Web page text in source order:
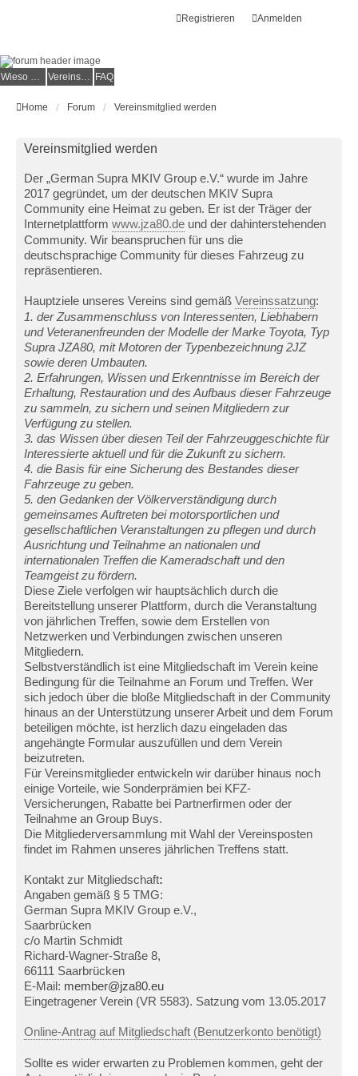
Anmelden
Registrieren
Wieso der e.V.? Vereinsmitglied werden FAQ
Home Forum Vereinsmitglied werden
Vereinsmitglied werden
Der „German Supra MKIV Group e.V.“ wurde im Jahre
2017 gegründet, um der deutschen MKIV Supra
Community eine Heimat zu geben. Er ist der Träger der
Internetplattform www.jza80.de und der dahinterstehenden
Community. Wir beanspruchen für uns die
deutschsprachige Community für dieses Fahrzeug zu
repräsentieren.
Hauptziele unseres Vereins sind gemäß Vereinssatzung:
1. der Zusammenschluss von Interessenten, Liebhabern
und Veteranenfreunden der Modelle der Marke Toyota, Typ
Supra JZA80, mit Motoren der Typenbezeichnung 2JZ
sowie deren Umbauten.
2. Erfahrungen, Wissen und Erkenntnisse im Bereich der
Erhaltung, Restauration und des Aufbaus dieser Fahrzeuge
zu sammeln, zu sichern und seinen Mitgliedern zur
Verfügung zu stellen.
3. das Wissen über diesen Teil der Fahrzeuggeschichte für
Interessierte aktuell und für die Zukunft zu sichern.
4. die Basis für eine Sicherung des Bestandes dieser
Fahrzeuge zu geben.
5. den Gedanken der Völkerverständigung durch
gemeinsames Auftreten bei motorsportlichen und
gesellschaftlichen Veranstaltungen zu pflegen und durch
Ausrichtung und Teilnahme an nationalen und
internationalen Treffen die Kameradschaft und den
Teamgeist zu fördern.
Diese Ziele verfolgen wir hauptsächlich durch die
Bereitstellung unserer Plattform, durch die Veranstaltung
von jährlichen Treffen, sowie dem Erstellen von
Netzwerken und Verbindungen zwischen unseren
Mitgliedern.
Selbstverständlich ist eine Mitgliedschaft im Verein keine
Bedingung für die Teilnahme an Forum und Treffen. Wer
sich jedoch über die bloße Mitgliedschaft in der Community
hinaus an der Unterstützung unserer Arbeit und dem Forum
beteiligen möchte, ist herzlich dazu eingeladen das
angehängte Formular auszufüllen und dem Verein
beizutreten.
Für Vereinsmitglieder entwickeln wir darüber hinaus noch
einige Vorteile, wie Sonderprämien bei KFZ-
Versicherungen, Rabatte bei Partnerfirmen oder der
Teilnahme an Group Buys.
Die Mitgliederversammlung mit Wahl der Vereinsposten
findet im Rahmen unseres jährlichen Treffens statt.
Kontakt zur Mitgliedschaft:
Angaben gemäß § 5 TMG:
German Supra MKIV Group e.V.,
Saarbrücken
c/o Martin Schmidt
Richard-Wagner-Straße 8,
66111 Saarbrücken
E-Mail: member@jza80.eu
Eingetragener Verein (VR 5583). Satzung vom 13.05.2017
Online-Antrag auf Mitgliedschaft (Benutzerkonto benötigt)
Sollte es wider erwarten zu Problemen kommen, geht der